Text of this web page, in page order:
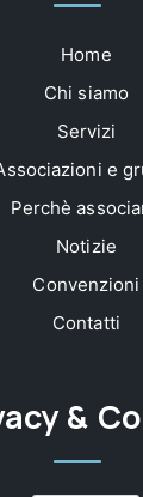
Home
Chi siamo
Servizi
e
Perchè
Notizie
Convenzioni
Contatti
&